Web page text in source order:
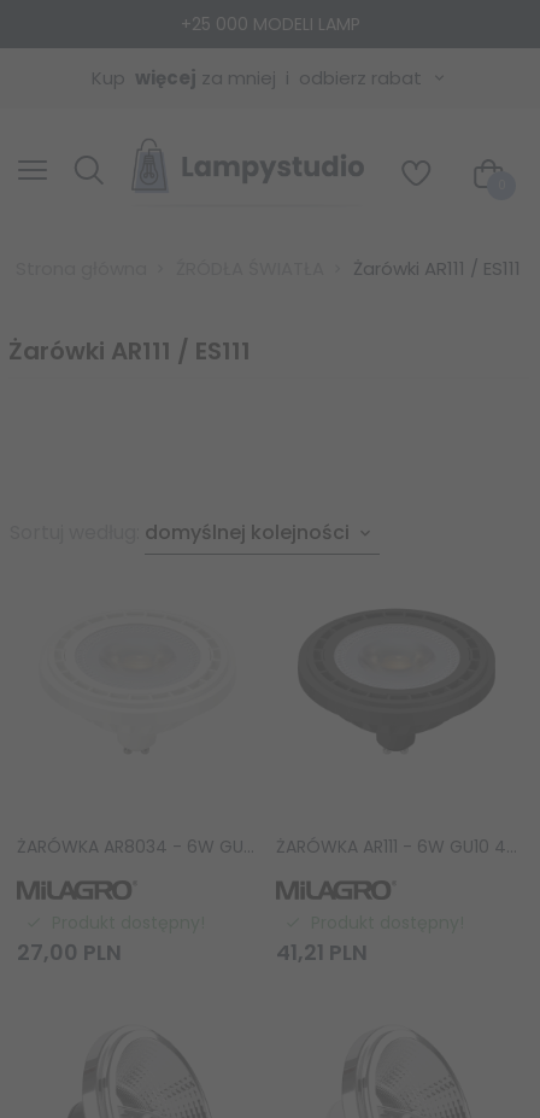
+25 000 MODELI LAMP
Kup więcej za mniej odbierz rabat
Żarówki AR111 / ES111
Żarówki AR111 / ES111
sort
domyślnej kolejności
ŻARÓWKA AR8034 - 6W GU10 3000K/ Biała 450lm
27,00 PLN
ŻARÓWKA AR111 - 6W GU10 4000K / Czarny AR8037
41,21 PLN